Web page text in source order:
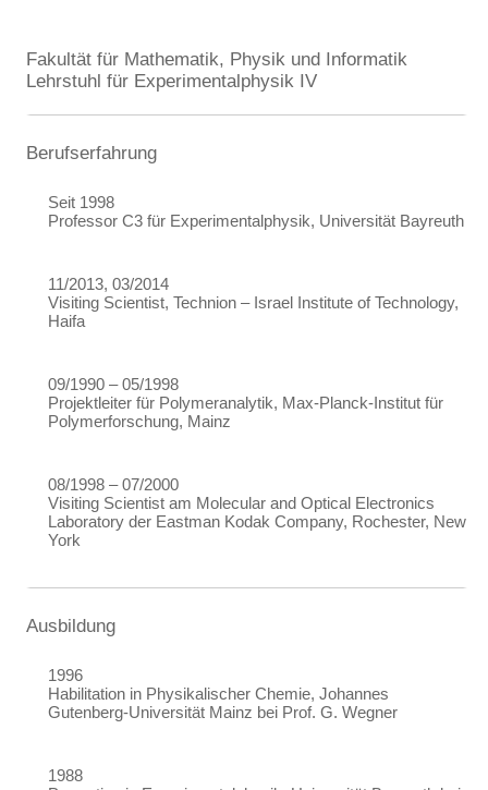
Fakultät für Mathematik, Physik und Informatik
Lehrstuhl für Experimentalphysik IV
Berufserfahrung
Seit 1998
Professor C3 für Experimentalphysik, Universität Bayreuth
11/2013, 03/2014
Visiting Scientist, Technion – Israel Institute of Technology,
Haifa
09/1990 – 05/1998
Projektleiter für Polymeranalytik, Max-Planck-Institut für
Polymerforschung, Mainz
08/1998 – 07/2000
Visiting Scientist am Molecular and Optical Electronics
Laboratory der Eastman Kodak Company, Rochester, New
York
Ausbildung
1996
Habilitation in Physikalischer Chemie, Johannes
Gutenberg-Universität Mainz bei Prof. G. Wegner
1988